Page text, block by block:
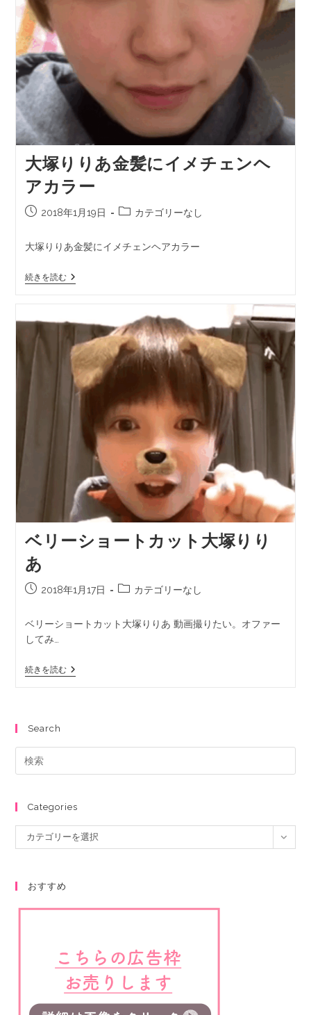
大塚りりあ金髪にイメチェンヘ
アカラー
2018年1月19日 カテゴリーなし
大塚りりあ金髪にイメチェンヘアカラー
続きを読む
ベリーショートカット大塚りり
あ
2018年1月17日 カテゴリーなし
ベリーショートカット大塚りりあ 動画撮りたい。オファー
してみ…
続きを読む
Search
Categories
カテゴリーを選択
おすすめ